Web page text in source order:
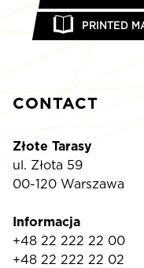
CONTACT
Złote Tarasy
ul. Złota 59
00-120 Warszawa
Informacja
+48 22 222 22 00
+48 22 222 22 02
PRINTED